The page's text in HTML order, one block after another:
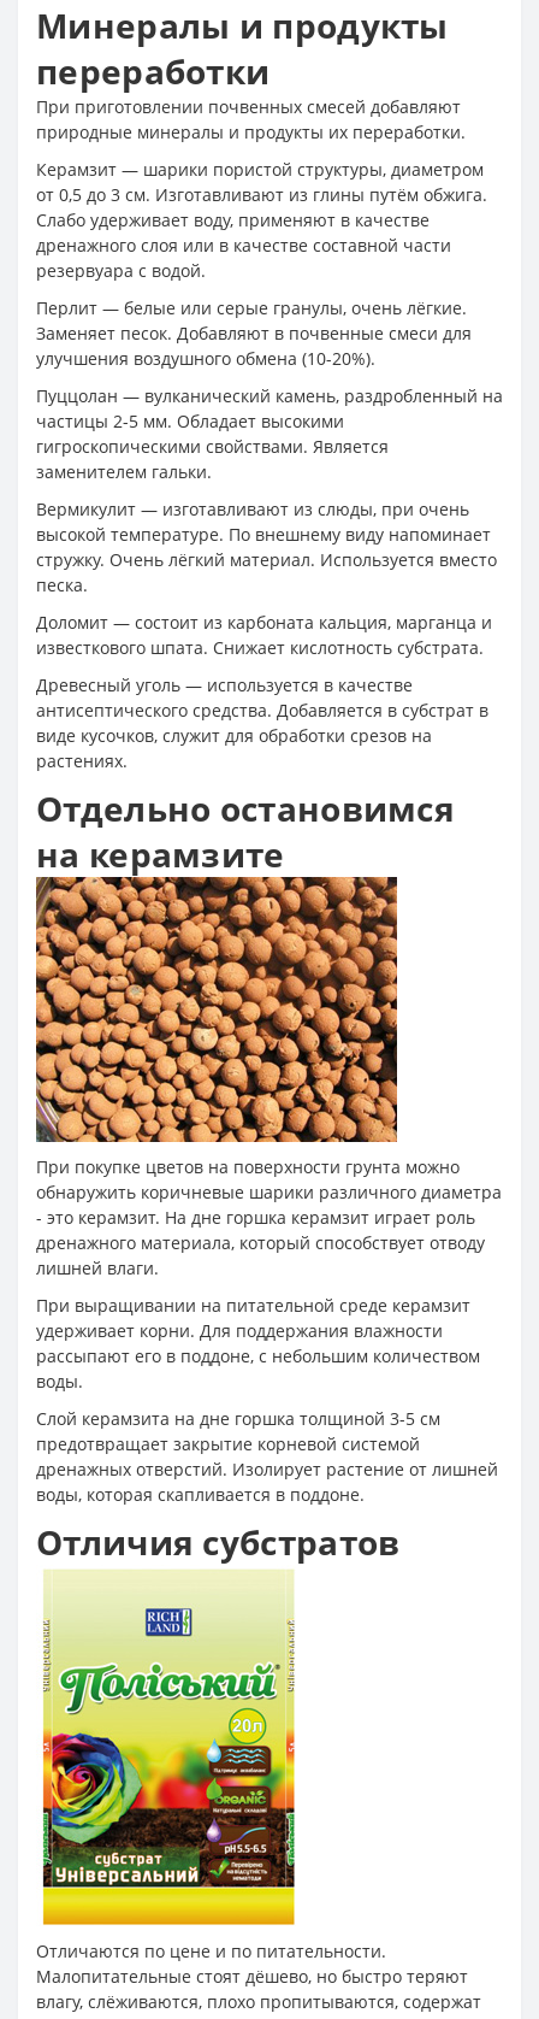
Минералы и продукты
переработки
При приготовлении почвенных смесей добавляют
природные минералы и продукты их переработки.
Керамзит — шарики пористой структуры, диаметром
от 0,5 до 3 см. Изготавливают из глины путём обжига.
Слабо удерживает воду, применяют в качестве
дренажного слоя или в качестве составной части
резервуара с водой.
Перлит — белые или серые гранулы, очень лёгкие.
Заменяет песок. Добавляют в почвенные смеси для
улучшения воздушного обмена (10-20%).
Пуццолан — вулканический камень, раздробленный на
частицы 2-5 мм. Обладает высокими
гигроскопическими свойствами. Является
заменителем гальки.
Вермикулит — изготавливают из слюды, при очень
высокой температуре. По внешнему виду напоминает
стружку. Очень лёгкий материал. Используется вместо
песка.
Доломит — состоит из карбоната кальция, марганца и
известкового шпата. Снижает кислотность субстрата.
Древесный уголь — используется в качестве
антисептического средства. Добавляется в субстрат в
виде кусочков, служит для обработки срезов на
растениях.
Отдельно остановимся
на керамзите
При покупке цветов на поверхности грунта можно
обнаружить коричневые шарики различного диаметра
- это керамзит. На дне горшка керамзит играет роль
дренажного материала, который способствует отводу
лишней влаги.
При выращивании на питательной среде керамзит
удерживает корни. Для поддержания влажности
рассыпают его в поддоне, с небольшим количеством
воды.
Слой керамзита на дне горшка толщиной 3-5 см
предотвращает закрытие корневой системой
дренажных отверстий. Изолирует растение от лишней
воды, которая скапливается в поддоне.
Отличия субстратов
Отличаются по цене и по питательности.
Малопитательные стоят дёшево, но быстро теряют
влагу, слёживаются, плохо пропитываются, содержат